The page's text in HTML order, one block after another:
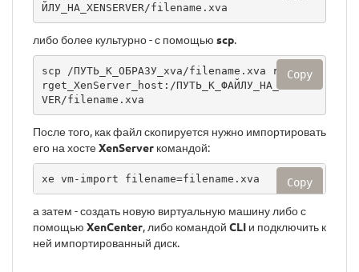
ЙЛУ_НА_XENSERVER/filename.xva
либо более культурно - с помощью scp.
scp /ПУТЬ_К_ОБРАЗУ_xva/filename.xva root@ta
rget_XenServer_host:/ПУТЬ_К_ФАЙЛУ_НА_XENSER
VER/filename.xva
Copy
После того, как файл скопируется нужно импортировать
его на хостеXenServer командой:
xe vm-import filename=filename.xva Copy
а затем - создать новую виртуальную машину либо с
помощью XenCenter, либо командой CLI и подключить к
ней импортированный диск.